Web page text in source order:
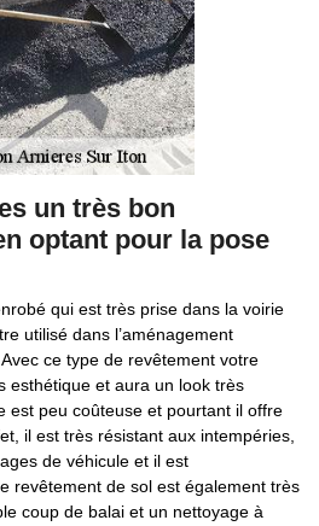
un très bon
optant pour la pose
qui est très prise dans la voirie
utilisé dans l’aménagement
ce type de revêtement votre
esthétique et aura un look très
est peu coûteuse et pourtant il offre
il est très résistant aux intempéries,
de véhicule et il est
revêtement de sol est également très
coup de balai et un nettoyage à